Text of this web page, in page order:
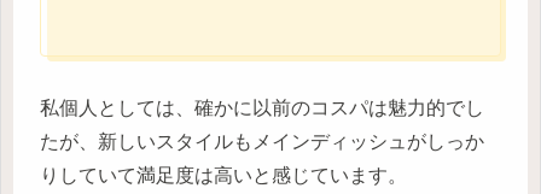
私個人としては、確かに以前のコスパは魅力的でし
たが、新しいスタイルもメインディッシュがしっか
りしていて満足度は高いと感じています。